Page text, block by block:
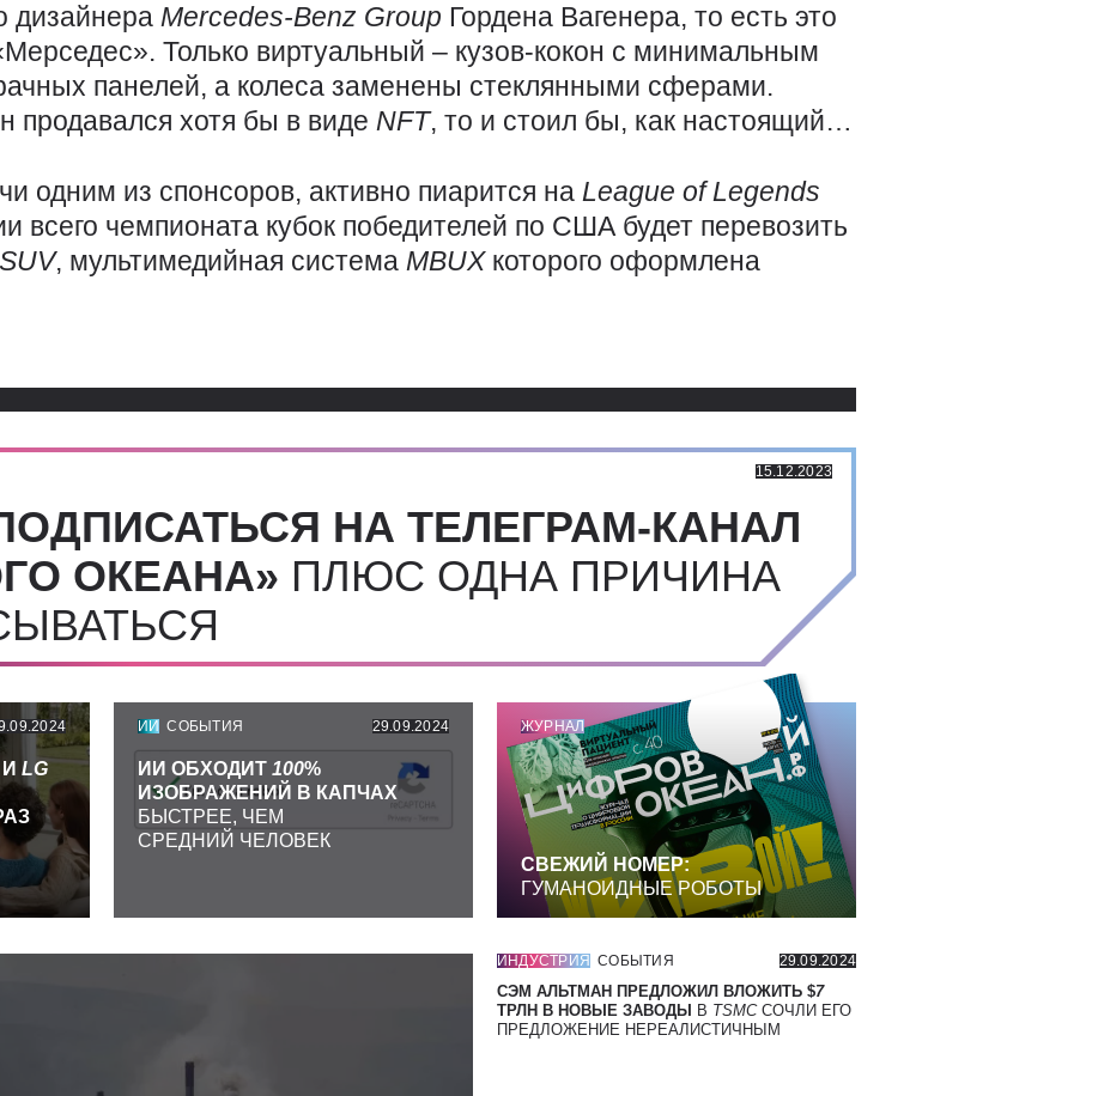
дизайнера Mercedes-Benz Group Гордена Вагенера, то есть это
Только виртуальный – кузов-кокон с минимальным
панелей, а колеса заменены стеклянными сферами.
продавался хотя бы в виде NFT, то и стоил бы, как настоящий…
одним из спонсоров, активно пиарится на League ofLegends
всего чемпионата кубок победителей по США будет перевозить
SUV, мультимедийная система MBUX которого оформлена
15.12.2023
НА ТЕЛЕГРАМ-КАНАЛ
ОКЕАНА» ПЛЮС ОДНА ПРИЧИНА
И LG
ИИ СОБЫТИЯ 29.09.2024
ИИ ОБХОДИТ 100%
ИЗОБРАЖЕНИЙ В КАПЧАХ
БЫСТРЕЕ, ЧЕМ
СРЕДНИЙ ЧЕЛОВЕК
ЖУРНАЛ
СВЕЖИЙ НОМЕР:
ГУМАНОИДНЫЕ РОБОТЫ
ИНДУСТРИЯ СОБЫТИЯ 29.09.2024
СЭМ АЛЬТМАН ПРЕДЛОЖИЛ ВЛОЖИТЬ $7
ТРЛН В НОВЫЕ ЗАВОДЫ
В TSMC СОЧЛИ ЕГО
ПРЕДЛОЖЕНИЕ НЕРЕАЛИСТИЧНЫМ